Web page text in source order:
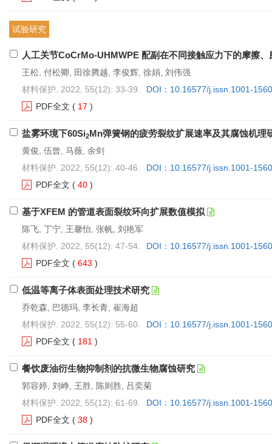
试验研究
人工关节CoCrMo-UHMWPE 配副在不同接触应力下的摩擦、
王松, 付松卿, 田徐腾越, 李俊辉, 徐娟, 刘伟强
材料保护. 2022, 55(12): 33-39.
DOI：10.16577/j.issn.1001-
PDF全文 ( 17 )
盐雾环境下60Si2Mn弹簧钢的疲劳裂纹扩展速率及其腐蚀机理
黄俊, 伍曾, 马薇, 余剑
材料保护. 2022, 55(12): 40-46.
DOI：10.16577/j.issn.1001-
PDF全文 ( 40 )
基于XFEM 的管道表面裂纹环向扩展数值模拟
陈飞, 丁宁, 王馨怡, 张帆, 刘艳军
材料保护. 2022, 55(12): 47-54.
DOI：10.16577/j.issn.1001-
PDF全文 ( 643 )
低温等离子体表面处理技术研究
乔乾森, 巴德玛, 李长青, 崔海超
材料保护. 2022, 55(12): 55-60.
DOI：10.16577/j.issn.1001-
PDF全文 ( 181 )
餐饮废油衍生物抑制剂的抗微生物腐蚀研究
郭容婷, 刘峥, 王胜, 陈则胜, 吕奕菊
材料保护. 2022, 55(12): 61-69.
DOI：10.16577/j.issn.1001-
PDF全文 ( 38 )